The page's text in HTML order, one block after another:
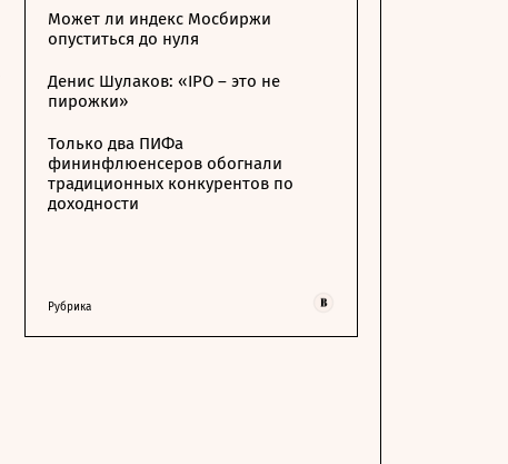
Может ли индекс Мосбиржи
опуститься до нуля
Денис Шулаков: «IPO – это не
пирожки»
Только два ПИФа
фининфлюенсеров обогнали
традиционных конкурентов по
доходности
Рубрика